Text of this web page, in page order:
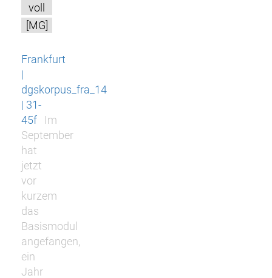
voll
[MG]
Frankfurt
|
dgskorpus_fra_14
| 31-
45f
Im
September
hat
jetzt
vor
kurzem
das
Basismodul
angefangen,
ein
Jahr